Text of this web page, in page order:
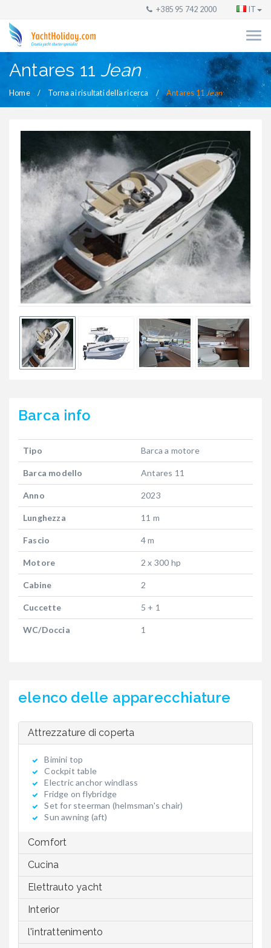
+385 95 742 2000 IT
Antares 11 Jean
Home Torna ai risultati della ricerca Antares 11Jean
Barca info
Tipo Barca a motore
Barca modello Antares 11
Anno 2023
Lunghezza 11 m
Fascio 4 m
Motore 2 x 300 hp
Cabine 2
Cuccette 5 + 1
WC/Doccia 1
elenco delle apparecchiature
Attrezzature di coperta
Bimini top
Cockpit table
Electric anchor windlass
Fridge on flybridge
Set for steerman (helmsman's chair)
Sun awning (aft)
Comfort
Cucina
Elettrauto yacht
Interior
l'intrattenimento